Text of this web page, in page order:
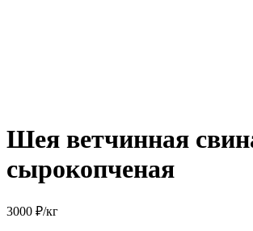
Шея ветчинная
сырокопченая
3000 ₽/кг